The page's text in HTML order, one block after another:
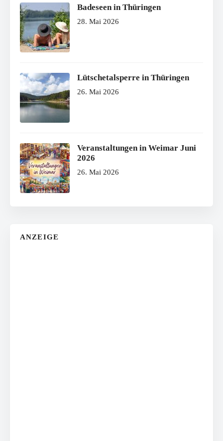
Badeseen in Thüringen
28. Mai 2026
Lütschetalsperre in Thüringen
26. Mai 2026
Veranstaltungen in Weimar Juni
2026
26. Mai 2026
ANZEIGE